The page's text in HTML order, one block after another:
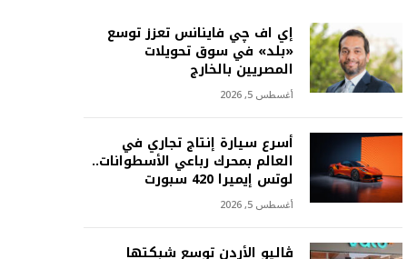
إي اف چي فاينانس تعزز توسع
«بلد» في سوق تحويلات
المصريين بالخارج
أغسطس 5, 2026
أسرع سيارة إنتاج تجاري في
العالم بمحرك رباعي الأسطوانات..
لوتس إيميرا 420 سبورت
أغسطس 5, 2026
ڤاليو الأردن توسع شبكتها